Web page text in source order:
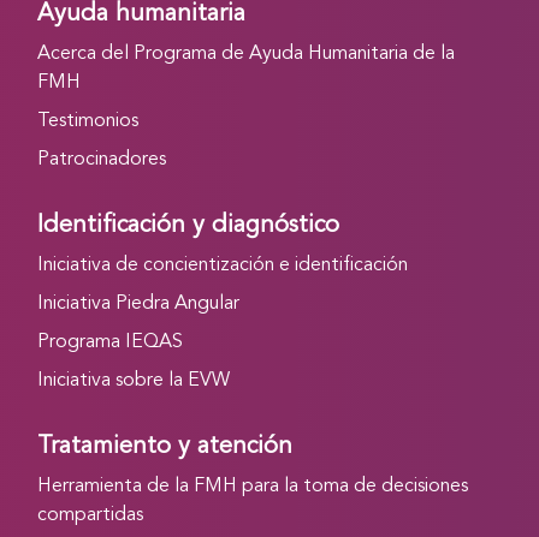
Ayuda humanitaria
Acerca del Programa de Ayuda Humanitaria de la
FMH
Testimonios
Patrocinadores
Identificación y diagnóstico
Iniciativa de concientización e identificación
Iniciativa Piedra Angular
Programa IEQAS
Iniciativa sobre la EVW
Tratamiento y atención
Herramienta de la FMH para la toma de decisiones
compartidas